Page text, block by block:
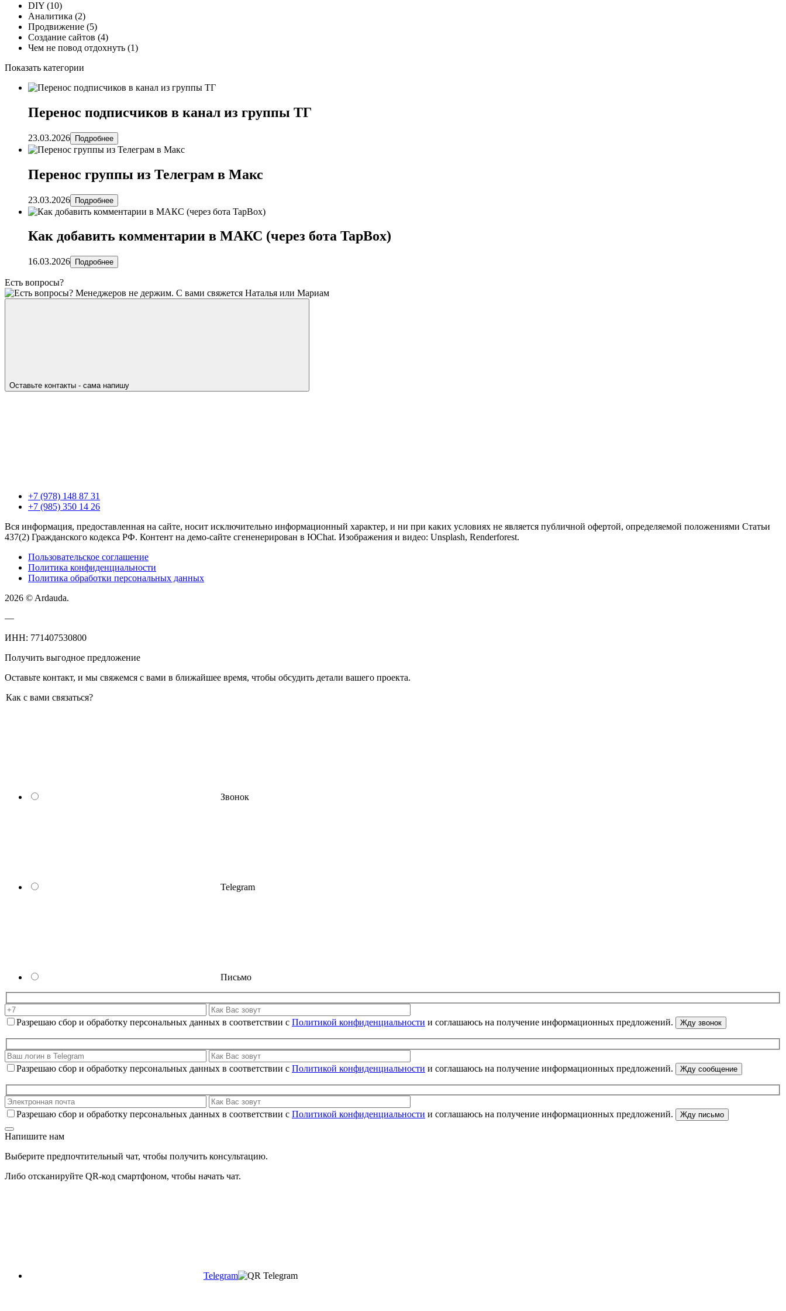
DIY (10)
Аналитика (2)
Продвижение (5)
Создание сайтов (4)
Чем не повод отдохнуть (1)
Показать категории
Перенос подписчиков в канал из группы ТГ
23.03.2026 Подробнее
Перенос группы из Телеграм в Макс
23.03.2026 Подробнее
Как добавить комментарии в МАКС (через бота TapBox)
16.03.2026 Подробнее
Есть вопросы?
Менеджеров не держим. С вами свяжется Наталья или Мариам
Оставьте контакты - сама напишу
+7 (978) 148 87 31
+7 (985) 350 14 26
Вся информация, предоставленная на сайте, носит исключительно информационный характер, и ни при каких условиях не является публичной офертой, определяемой положениями Статьи
437(2) Гражданского кодекса РФ. Контент на демо-сайте сгененерирован в ЮChat. Изображения и видео: Unsplash, Renderforest.
Пользовательское соглашение
Политика конфиденциальности
Политика обработки персональных данных
2026 © Ardauda.
—
ИНН: 771407530800
Получить выгодное предложение
Оставьте контакт, и мы свяжемся с вами в ближайшее время, чтобы обсудить детали вашего проекта.
Как с вами связаться?
Звонок
Telegram
Письмо
Разрешаю сбор и обработку персональных данных в соответствии с Политикой конфиденциальности и соглашаюсь на получение информационных предложений.
Разрешаю сбор и обработку персональных данных в соответствии с Политикой конфиденциальности и соглашаюсь на получение информационных предложений.
Разрешаю сбор и обработку персональных данных в соответствии с Политикой конфиденциальности и соглашаюсь на получение информационных предложений.
Напишите нам
Выберите предпочтительный чат, чтобы получить консультацию.
Либо отсканируйте QR-код смартфоном, чтобы начать чат.
Telegram